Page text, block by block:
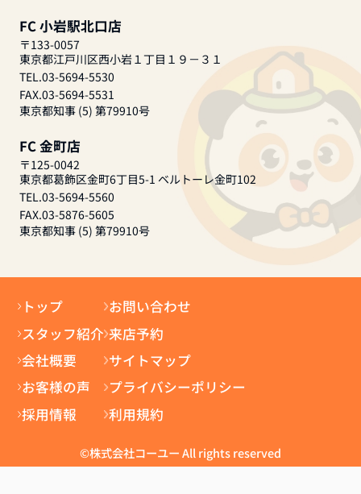
FC 小岩駅北口店
〒133-0057
東京都江戸川区西小岩１丁目１９－３１
TEL.03-5694-5530
FAX.03-5694-5531
東京都知事 (5) 第79910号
FC 金町店
〒125-0042
東京都葛飾区金町6丁目5-1 ベルトーレ金町102
TEL.03-5694-5560
FAX.03-5876-5605
東京都知事 (5) 第79910号
トップ
スタッフ紹介
会社概要
お客様の声
採用情報
お問い合わせ
来店予約
サイトマップ
プライバシーポリシー
利用規約
©株式会社コーユー All rights reserved